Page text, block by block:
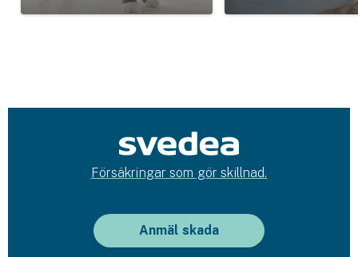
Försäkringar som gör skillnad.
Anmäl skada